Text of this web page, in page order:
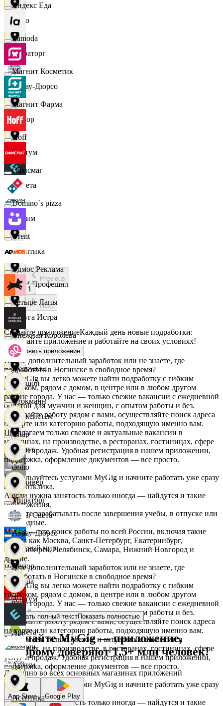
demo
Мираторг
Абрау-Дюрсо
Авиор
Альтум
Аркета
Архим
Асептика
АСМ Профешнл
Белуга Истра
Вайнер
Ваншоп
Ворксистем
Гелиус
Гулливер
Дары Света
Детский мир
Звезда
Зельгрос
Зенден
Инканто
Яндекс Еда
Lamoda
Магнит Косметик
Магнит Фарма
Hoff
Офисмаг
Domino`s pizza
Urent
Эдмос Реклама
Четыре Лапы
Снежная Королева
Подружка
Стокманн
Cпар
demo
Мираторг
Абрау-Дюрсо
Авиор
Альтум
Аркета
Архим
Асептика
Previous
1
Next
Скачайте приложениеКаждый день новые подработки:
скачивайте приложение и работайте на своих условиях!
Установить приложение
Ищете дополнительный заработок или не знаете, где
подработать в Ногинске в свободное время?
На MyGig вы легко можете найти подработку с гибким
графиком, рядом с домом, в центре или в любом другом
районе города. У нас — только свежие вакансии с ежедневной
оплатой для мужчин и женщин, с опытом работы и без.
Выбирайте работу рядом с вами, осуществляйте поиск адреса
на карте или категорию работы, подходящую именно вам.
Предлагаем только свежие и актуальные вакансии в
магазинах, на производстве, в ресторанах, гостиницах, сфере
услуг и продаж. Удобная регистрация в нашем приложении,
поддержка, оформление документов — все просто.
Воспользуйтесь услугами MyGig и начните работать уже сразу
после отклика.
А если нужна занятость только иногда — найдутся и такие
предложения.
Начните зарабатывать после завершения учебы, в отпуске или
в выходные.
MyGig — это поиск работы по всей России, включая такие
города как Москва, Санкт-Петербург, Екатеринбург,
Новосибирск, Челябинск, Самара, Нижний Новгород и
другие.
Ищете дополнительный заработок или не знаете, где
подработать в Ногинске в свободное время?
На MyGig вы легко можете найти подработку с гибким
графиком, рядом с домом, в центре или в любом другом
районе города. У нас — только свежие вакансии с ежедневной
оплатой для мужчин и женщин, с опытом работы и без.
Выбирайте работу рядом с вами, осуществляйте поиск адреса
на карте или категорию работы, подходящую именно вам.
Предлагаем только свежие и актуальные вакансии в
магазинах, на производстве, в ресторанах, гостиницах, сфере
услуг и продаж. Удобная регистрация в нашем приложении,
поддержка, оформление документов — все просто.
Воспользуйтесь услугами MyGig и начните работать уже сразу
после отклика.
А если нужна занятость только иногда — найдутся и такие
Показать полный текстПоказать полностью
Скачайте MyGig — приложение,
которому доверяют 1,5+ млн человек!
Доступно во всех основных магазинах приложений
App Store Google Play